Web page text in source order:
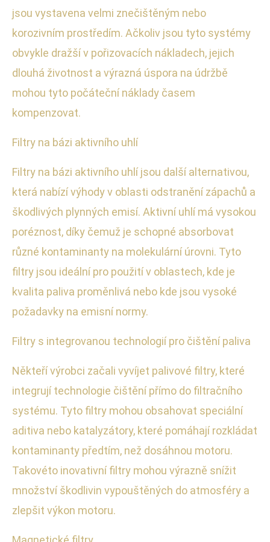
jsou vystavena velmi znečištěným nebo
korozivním prostředím. Ačkoliv jsou tyto systémy
obvykle dražší v pořizovacích nákladech, jejich
dlouhá životnost a výrazná úspora na údržbě
mohou tyto počáteční náklady časem
kompenzovat.
Filtry na bázi aktivního uhlí
Filtry na bázi aktivního uhlí jsou další alternativou,
která nabízí výhody v oblasti odstranění zápachů a
škodlivých plynných emisí. Aktivní uhlí má vysokou
poréznost, díky čemuž je schopné absorbovat
různé kontaminanty na molekulární úrovni. Tyto
filtry jsou ideální pro použití v oblastech, kde je
kvalita paliva proměnlivá nebo kde jsou vysoké
požadavky na emisní normy.
Filtry s integrovanou technologií pro čištění paliva
Někteří výrobci začali vyvíjet palivové filtry, které
integrují technologie čištění přímo do filtračního
systému. Tyto filtry mohou obsahovat speciální
aditiva nebo katalyzátory, které pomáhají rozkládat
kontaminanty předtím, než dosáhnou motoru.
Takovéto inovativní filtry mohou výrazně snížit
množství škodlivin vypouštěných do atmosféry a
zlepšit výkon motoru.